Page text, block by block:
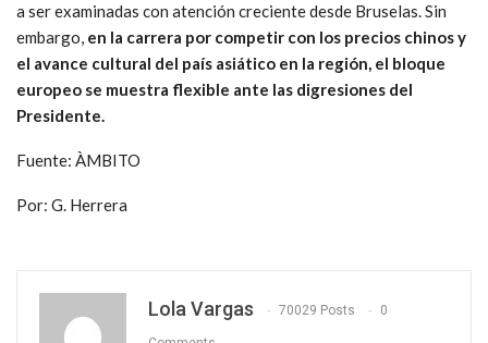
a ser examinadas con atención creciente desde Bruselas. Sin
embargo, en la carrera por competir con los precios chinos y
el avance cultural del país asiático en la región, el bloque
europeo se muestra flexible ante las digresiones del
Presidente.
Fuente: ÀMBITO
Por: G. Herrera
Lola Vargas 70029 Posts 0